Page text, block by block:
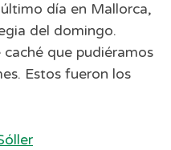
día en Mallorca,
del domingo.
que pudiéramos
Estos fueron los